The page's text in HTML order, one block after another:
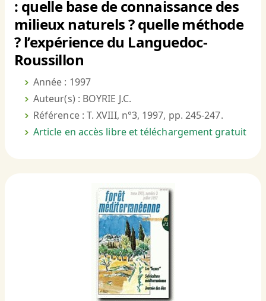
: quelle base de connaissance des
milieux naturels ? quelle méthode
? l’expérience du Languedoc-
Roussillon
Année : 1997
Auteur(s) : BOYRIE J.C.
Référence : T. XVIII, n°3, 1997, pp. 245-247.
Article en accès libre et téléchargement gratuit